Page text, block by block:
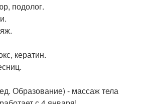
подолог.
кератин.
Образование) - массаж тела